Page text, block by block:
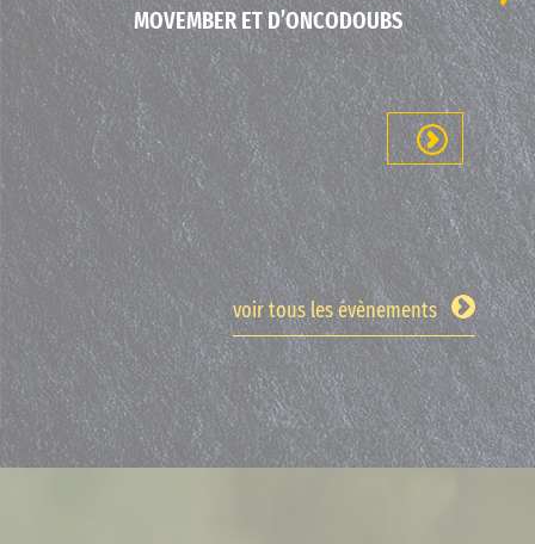
MOVEMBER ET D’ONCODOUBS
voir tous les évènements